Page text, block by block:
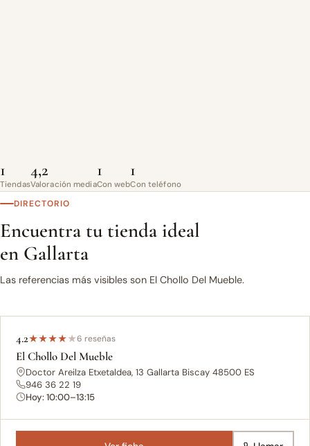
1
Tiendas
4,2
Valoración media
1
Con web
1
Con teléfono
DIRECTORIO
Encuentra tu tienda ideal
en Gallarta
Las referencias más visibles son El Chollo Del Mueble.
4.2★★★★★6 reseñas
El Chollo Del Mueble
Doctor Areilza Etxetaldea, 13 Gallarta Biscay 48500 ES
946 36 22 19
Hoy: 10:00–13:15